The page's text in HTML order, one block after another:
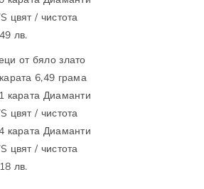
К
з
а
К
о
м
п
цвят / чистота
лв.
от бяло злато
6,49 грама
карата Диаманти
цвят / чистота
карата Диаманти
цвят / чистота
лв.